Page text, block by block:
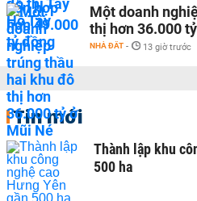
Một doanh
thị hơn 36.000
NHÀ ĐẤT - 13 giờ trước
Tin mới
Thành lập khu
500 ha